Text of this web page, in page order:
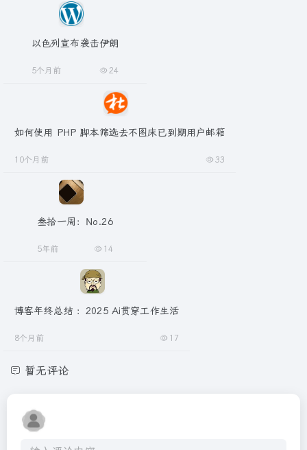
以色列宣布袭击伊朗
5个月前 24
如何使用 PHP 脚本筛选去不图床已到期用户邮箱
10个月前 33
叁拾一周：No.26
5年前 14
博客年终总结 ：2025 Ai贯穿工作生活
8个月前 17
暂无评论